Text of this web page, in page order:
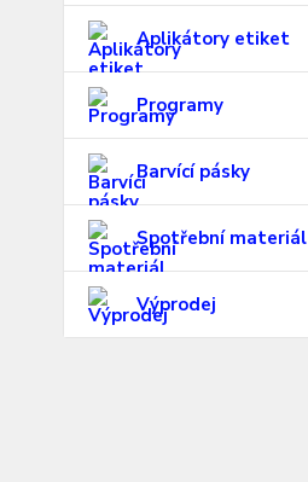
Aplikátory etiket
Programy
Barvící pásky
Spotřební materiál
Výprodej